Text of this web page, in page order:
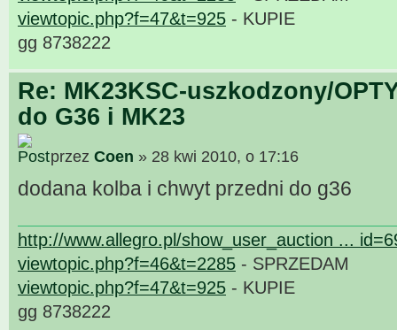
viewtopic.php?f=47&t=925 - KUPIE
gg 8738222
Re: MK23KSC-uszkodzony/
do G36 i MK23
przez Coen » 28 kwi 2010, o 17:16
dodana kolba i chwyt przedni do g36
http://www.allegro.pl/show_user_auction ...
viewtopic.php?f=46&t=2285 - SPRZEDAM
viewtopic.php?f=47&t=925 - KUPIE
gg 8738222